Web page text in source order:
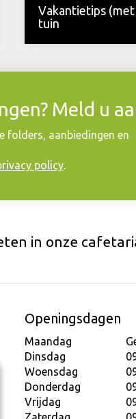
Vakantietips
tuin
Meld u
folders, aanbiedingen en
policy.
in onze
Openingsdagen
Maandag
Dinsdag
Woensdag
Donderdag
Vrijdag